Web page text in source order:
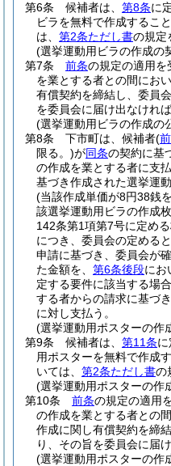
第6条
候補者は、 第8条に
ビラを無料で作成すること
は、 第2条ただし書の規定
(選挙運動用ビラの作成の
第7条
前条の規定の適用を
を業とする者との間にお
有償契約を締結し、委員
を委員会に届け出なければ
(選挙運動用ビラの作成の
第8条
下市町は、候補者(
限る。)が同条の契約に基
の作成を業とする者に支
基づき作成された選挙運
(当該作成単価が8円38銭
該選挙運動用ビラの作成
142条第1項第7号に定め
につき、委員会の定める
申請に基づき、委員会が
た金額を、 第6条後段にお
定する要件に該当する場
する者からの請求に基づ
に対し支払う。
(選挙運動用ポスターの作
第9条
候補者は、 第11条
用ポスターを無料で作成
いては、 第2条ただし書の
(選挙運動用ポスターの作
第10条
前条の規定の適用
の作成を業とする者との
作成に関し有償契約を締
り、その旨を委員会に届
(選挙運動用ポスターの作